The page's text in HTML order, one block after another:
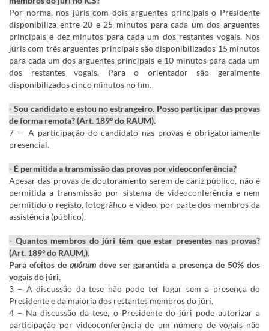
Por norma, nos júris com dois arguentes principais o Presidente
disponibiliza entre 20 e 25 minutos para cada um dos arguentes
principais e dez minutos para cada um dos restantes vogais. Nos
júris com três arguentes principais são disponibilizados 15 minutos
para cada um dos arguentes principais e 10 minutos para cada um
dos restantes vogais. Para o orientador são geralmente
disponibilizados cinco minutos no fim.
- Sou candidato e estou no estrangeiro. Posso participar das provas
de forma remota? (Art. 189º do RAUM).
7 — A participação do candidato nas provas é obrigatoriamente
presencial.
- É permitida a transmissão das provas por videoconferência?
Apesar das provas de doutoramento serem de cariz público, não é
permitida a transmissão por sistema de videoconferência e nem
permitido o registo, fotográfico e vídeo, por parte dos membros da
assistência (público).
- Quantos membros do júri têm que estar presentes nas provas?
(Art. 189º do RAUM,).
Para efeitos de quórum deve ser garantida a presença de 50% dos
vogais do júri.
3 – A discussão da tese não pode ter lugar sem a presença do
Presidente e da maioria dos restantes membros do júri.
4 – Na discussão da tese, o Presidente do júri pode autorizar a
participação por videoconferência de um número de vogais não